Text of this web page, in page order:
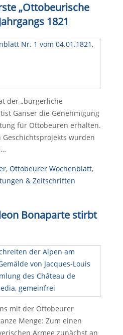
„Ottobeurische
1821
der „bürgerliche
Ganser die Genehmigung
für Ottobeuren erhalten.
wurden
, Ottobeurer Wochenblatt,
& Zeitschriften
Bonaparte stirbt
mit der Ottobeurer
Menge: Zum einen
Armee zunächst an